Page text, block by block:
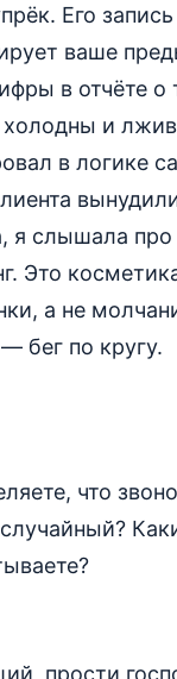
Его запись
ваше
в отчёте о
холодны и
в логике
я слышала
Это
а не
бег по кругу.
что
прости